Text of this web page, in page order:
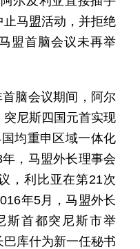
马盟活动，并拒绝
盟首脑会议未再举
脑会议期间，阿尔
尼斯四国元首实现
均重申区域一体化
，马盟外长理事会
，利比亚在第21次
年5月，马盟外长
斯首都突尼斯市举
库什为新一任秘书